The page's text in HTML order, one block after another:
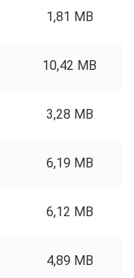
1,81 MB
10,42 MB
3,28 MB
6,19 MB
6,12 MB
4,89 MB